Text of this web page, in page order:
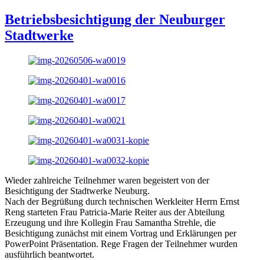
Betriebsbesichtigung der Neuburger
Stadtwerke
Wieder zahlreiche Teilnehmer waren begeistert von der
Besichtigung der Stadtwerke Neuburg.
Nach der Begrüßung durch technischen Werkleiter Herrn Ernst
Reng starteten Frau Patricia-Marie Reiter aus der Abteilung
Erzeugung und ihre Kollegin Frau Samantha Strehle, die
Besichtigung zunächst mit einem Vortrag und Erklärungen per
PowerPoint Präsentation. Rege Fragen der Teilnehmer wurden
ausführlich beantwortet.